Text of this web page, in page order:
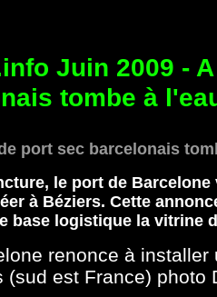
Juin 2009 -
tombe à
port sec barcelonais
le port de
à Béziers. Cette
base logistique la vitrine